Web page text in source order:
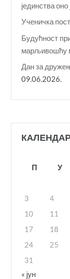
јединства
Ученичка
Будућност
марљивошћу
Дан за
09.06.2026.
П У
3
4
10
11
17
18
24
25
31
« јун